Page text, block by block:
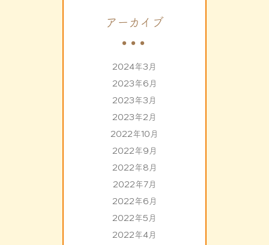
アーカイブ
2024年3月
2023年6月
2023年3月
2023年2月
2022年10月
2022年9月
2022年8月
2022年7月
2022年6月
2022年5月
2022年4月